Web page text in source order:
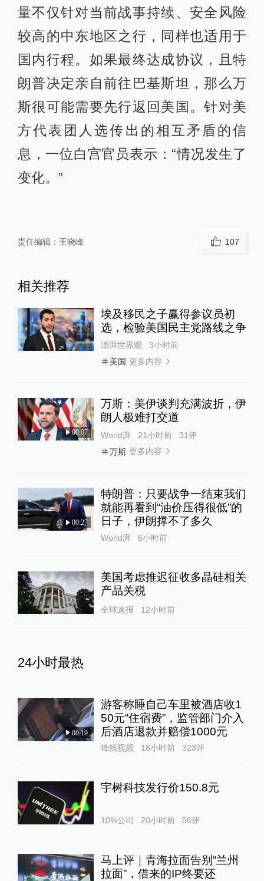
05:52
美官员：美伊计划于30日在卡塔尔首都举行
会谈
09:09
伊朗革命卫队：将以果断行动回应美方“侵
略”
查看详情
07:27
特朗普称美军打击伊朗导弹和无人机储存地
2026-06-27
10:40
伊朗高级官员：特朗普不遵守谈判和停火原
则
查看详情
美副总统威胁：若伊朗诉诸暴力，将遭武力
回击
查看详情
查看详情
07:29
伊朗革命卫队：多份与美冲突相关声明为伪
2026-06-23
22:21
2026-06-22
伊朗谈判团队：伊美首轮谈判达成协议含5
项要点
查看详情
取得“重大进展”
查看详情
09:16
别会谈结束
查看详情
量不仅针对当前战事持续、安全风险
较高的中东地区之行，同样也适用于
国内行程。如果最终达成协议，且特
朗普决定亲自前往巴基斯坦，那么万
斯很可能需要先行返回美国。针对美
方代表团人选传出的相互矛盾的信
息，一位白宫官员表示：“情况发生了
变化。”
责任编辑： 王晓峰 107
相关推荐
埃及移民之子赢得参议员初
选，检验美国民主党路线之争
澎湃世界观
3小时前
美国 更多内容
00:07
万斯：美伊谈判充满波折，伊
朗人极难打交道
World湃 21小时前 31评
万斯 更多内容
00:27
特朗普：只要战争一结束我们
就能再看到“油价压得很低”的
日子，伊朗撑不了多久
World湃 6小时前
美国考虑推迟征收多晶硅相关
产品关税
全球速报 12小时前
24小时最热
00:19
游客称睡自己车里被酒店收1
50元“住宿费”，监管部门介入
后酒店退款并赔偿1000元
锋线视频 18小时前 323评
宇树科技发行价150.8元
10%公司 20小时前 56评
马上评｜青海拉面告别“兰州
拉面”，借来的IP终要还